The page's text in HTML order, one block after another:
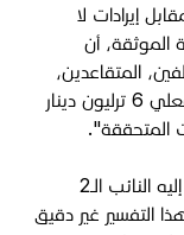
دينار مقابل إيرادات لا
الموثقة، أن
المتقاعدين،
وشبكة الحماية الاجتماعية)، يبلغ سقفها الفعلي 6 ترليون دينار
المتحققة".
وتابع البيان، "​أما بخصوص المبلغ الذي أشار إليه النائب الـ2
التفسير غير دقيق